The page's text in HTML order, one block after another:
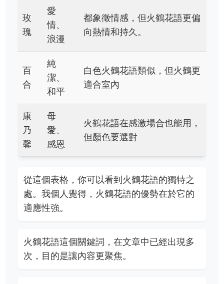
玫
瑰
愛
情、
浪漫
都象徵情感，但火鶴花語更偏
向熱情和持久。
百
合
純
潔、
和平
白色火鶴花語類似，但火鶴更
適合室內
康
乃
馨
母
愛、
感恩
火鶴花語在感激場合也能用，
但顏色要選對
從這個表格，你可以看到火鶴花語的獨特之
處。我個人覺得，火鶴花語的優勢在於它的
適應性強。
火鶴花語這個關鍵詞，在文章中已經出現多
次，目的是讓內容更聚焦。